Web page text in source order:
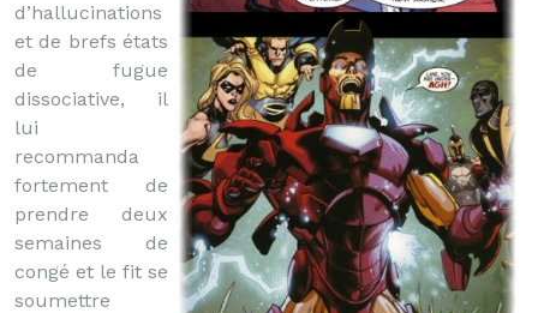
d’hallucinations
et de brefs états
de fugue
dissociative, il
lui
recommanda
fortement de
prendre deux
semaines de
congé et le fit se
soumettre